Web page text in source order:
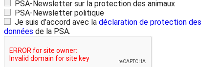
PSA-Newsletter sur la protection des animaux
PSA-Newsletter politique
Je suis d’accord avec la déclaration de protection des
données de la PSA.